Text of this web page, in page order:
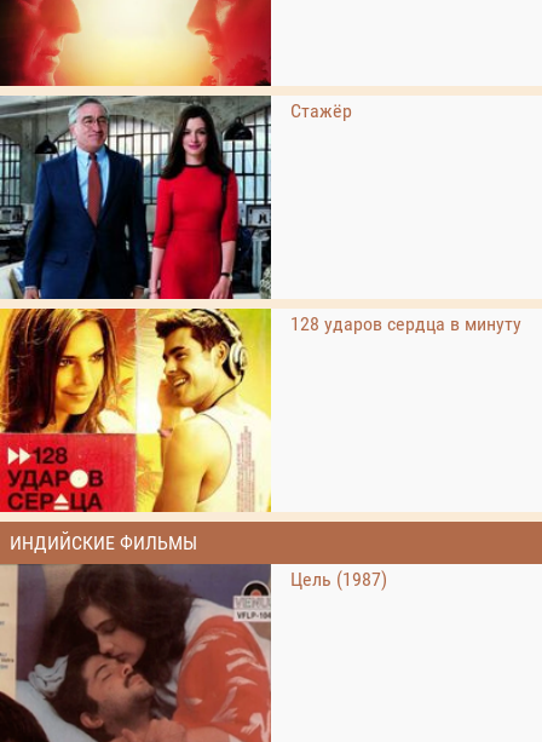
Стажёр
128 ударов сердца в минуту
ИНДИЙСКИЕ ФИЛЬМЫ
Цель (1987)